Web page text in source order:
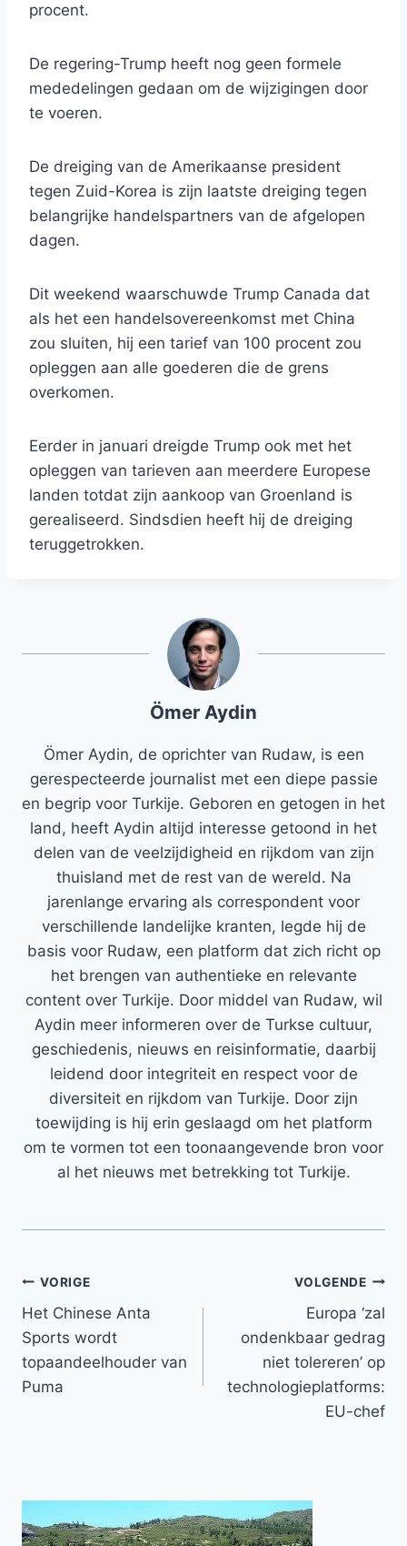
procent.
De regering-Trump heeft nog geen formele
mededelingen gedaan om de wijzigingen door
te voeren.
De dreiging van de Amerikaanse president
tegen Zuid-Korea is zijn laatste dreiging tegen
belangrijke handelspartners van de afgelopen
dagen.
Dit weekend waarschuwde Trump Canada dat
als het een handelsovereenkomst met China
zou sluiten, hij een tarief van 100 procent zou
opleggen aan alle goederen die de grens
overkomen.
Eerder in januari dreigde Trump ook met het
opleggen van tarieven aan meerdere Europese
landen totdat zijn aankoop van Groenland is
gerealiseerd. Sindsdien heeft hij de dreiging
teruggetrokken.
Ömer Aydin
Ömer Aydin, de oprichter van Rudaw, is een
gerespecteerde journalist met een diepe passie
en begrip voor Turkije. Geboren en getogen in het
land, heeft Aydin altijd interesse getoond in het
delen van de veelzijdigheid en rijkdom van zijn
thuisland met de rest van de wereld. Na
jarenlange ervaring als correspondent voor
verschillende landelijke kranten, legde hij de
basis voor Rudaw, een platform dat zich richt op
het brengen van authentieke en relevante
content over Turkije. Door middel van Rudaw, wil
Aydin meer informeren over de Turkse cultuur,
geschiedenis, nieuws en reisinformatie, daarbij
leidend door integriteit en respect voor de
diversiteit en rijkdom van Turkije. Door zijn
toewijding is hij erin geslaagd om het platform
om te vormen tot een toonaangevende bron voor
al het nieuws met betrekking tot Turkije.
Bericht
navigatie
VORIGE
Het Chinese Anta
Sports wordt
topaandeelhouder van
Puma
VOLGENDE
Europa ‘zal
ondenkbaar gedrag
niet tolereren’ op
technologieplatforms:
EU-chef